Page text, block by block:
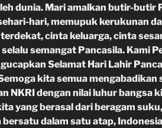
dunia. Mari amalkan butir-butir
hari, memupuk kerukunan
cinta keluarga, cinta
semangat Pancasila. Kami
Selamat Hari Lahir
kita semua mengabadikan
NKRI dengan nilai luhur bangsa
yang berasal dari beragam
bersatu dalam satu atap,